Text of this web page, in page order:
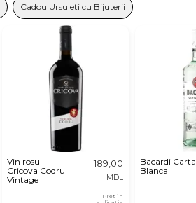
Cadou Ursuleti cu Bijuterii
Vin rosu
Cricova Codru
Vintage
189,00
MDL
Pret in
Bacardi Carta
Blanca